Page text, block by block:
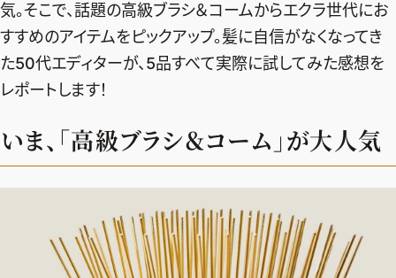
気。そこで、話題の高級ブラシ＆コームからエクラ世代にお
すすめのアイテムをピックアップ。髪に自信がなくなってき
た50代エディターが、5品すべて実際に試してみた感想を
レポートします！
いま、「高級ブラシ＆コーム」が大人気